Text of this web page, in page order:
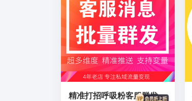
精准打招呼吸粉客服群发